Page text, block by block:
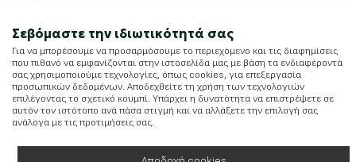
Σεβόμαστε την ιδιωτικότητά σας
Για να μπορέσουμε να προσαρμόσουμε το περιεχόμενο και τις διαφημίσεις
που πιθανό να εμφανίζονται στην ιστοσελίδα μας με βάση τα ενδιαφέροντά
σας χρησιμοποιούμε τεχνολογίες, όπως cookies, για επεξεργασία
προσωπικών δεδομένων. Αποδεχθείτε τη χρήση των τεχνολογιών
επιλέγοντας το σχετικό κουμπί. Υπάρχει η δυνατότητα να επιστρέψετε σε
αυτόν τον ιστότοπο ανά πάσα στιγμή και να αλλάξετε την επιλογή σας
ανάλογα με τις προτιμήσεις σας.